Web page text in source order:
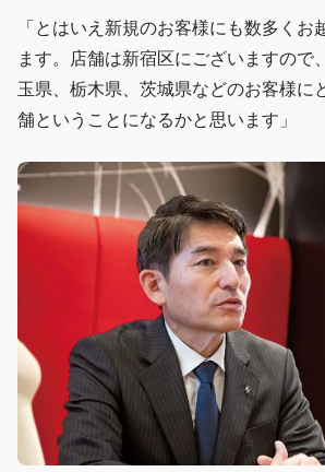
「とはいえ新規のお客様にも数多くお
ます。店舗は新宿区にございますので
玉県、栃木県、茨城県などのお客様に
舗ということになるかと思います」